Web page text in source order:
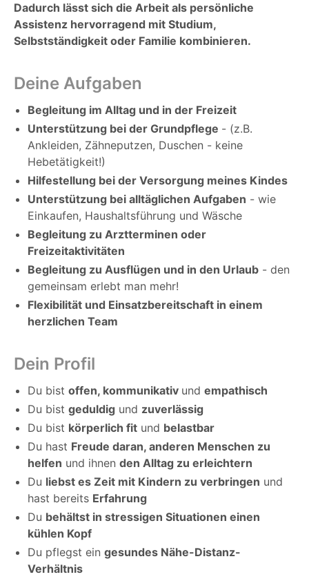
Dadurch lässt sich die Arbeit als persönliche
Assistenz hervorragend mit Studium,
Selbstständigkeit oder Familie kombinieren.
Deine Aufgaben
Begleitung im Alltag und in der Freizeit
Unterstützung bei der Grundpflege - (z.B.
Ankleiden, Zähneputzen, Duschen - keine
Hebetätigkeit!)
Hilfestellung bei der Versorgung meines Kindes
Unterstützung bei alltäglichen Aufgaben - wie
Einkaufen, Haushaltsführung und Wäsche
Begleitung zu Arztterminen oder
Freizeitaktivitäten
Begleitung zu Ausflügen und in den Urlaub - den
gemeinsam erlebt man mehr!
Flexibilität und Einsatzbereitschaft in einem
herzlichen Team
Dein Profil
Du bist offen, kommunikativ und empathisch
Du bist geduldig und zuverlässig
Du bist körperlich fit und belastbar
Du hast Freude daran, anderen Menschen zu
helfen und ihnen den Alltag zu erleichtern
Du liebst es Zeit mit Kindern zu verbringen und
hast bereits Erfahrung
Du behältst in stressigen Situationen einen
kühlen Kopf
Du pflegst ein gesundes Nähe-Distanz-
Verhältnis